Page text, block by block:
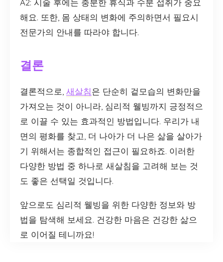
해요. 또한, 몸 상태의 변화에 주의하면서 필요시
전문가의 안내를 따라야 합니다.
결론
결론적으로, 새살침은 단순히 겉모습의 변화만을
가져오는 것이 아니라, 심리적 웰빙까지 긍정적으
로 이끌 수 있는 효과적인 방법입니다. 우리가 내
면의 평화를 찾고, 더 나아가 더 나은 삶을 살아가
기 위해서는 종합적인 접근이 필요하죠. 이러한
다양한 방법 중 하나로 새살침을 고려해 보는 것
도 좋은 선택일 것입니다.
앞으로도 심리적 웰빙을 위한 다양한 정보와 방
법을 탐색해 보세요. 건강한 마음은 건강한 삶으
로 이어질 테니까요!